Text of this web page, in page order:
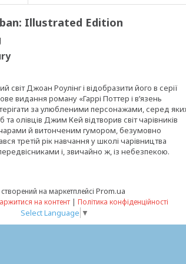
Illustrated Edition
Джоан Роулінг і відобразити його в серії
видання роману «Гаррі Поттер і в’язень
за улюбленими персонажами, серед
олівців Джим Кей відтворив світ чарівників
й витонченим гумором, безумовно
третій рік навчання у школі чарівництва
і, звичайно ж, із небезпекою.
на маркетплейсі Prom.ua
на контент | Політика конфіденційності
Select Language ▼